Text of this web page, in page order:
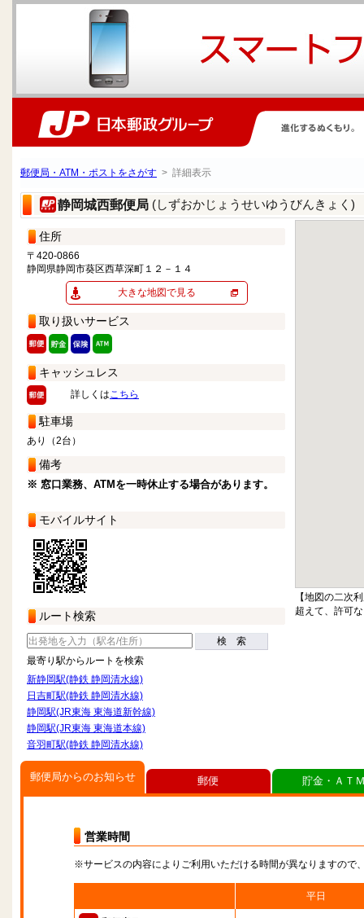
郵便局・ATM・ポストをさがす > 詳細表示
静岡城西郵便局 (しずおかじょうせいゆうびんきょく)
住所
〒420-0866
静岡県静岡市葵区西草深町１２－１４
大きな地図で見る
取り扱いサービス
キャッシュレス
詳しくはこちら
駐車場
あり（2台）
備考
※ 窓口業務、ATMを一時休止する場合があります。
モバイルサイト
ルート検索
検 索
最寄り駅からルートを検索
新静岡駅(静鉄 静岡清水線)
日吉町駅(静鉄 静岡清水線)
静岡駅(JR東海 東海道新幹線)
静岡駅(JR東海 東海道本線)
音羽町駅(静鉄 静岡清水線)
【地図の二次
超えて、許可
郵便局からのお知らせ
営業時間
※サービスの内容によりご利用いただける時間が異なりますので
平日
郵便 貯金・ＡＴ